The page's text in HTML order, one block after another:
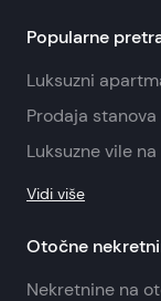
Popularne
Luksuzni
Prodaja
Luksuzne vile
Vidi više
Otočne
Nekretnine na